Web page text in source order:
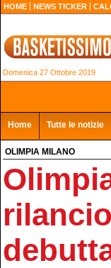
HOME NEWS TICKER
Domenica 27 Ottobre 2019
Home Tutte le notizie
OLIMPIA MILANO